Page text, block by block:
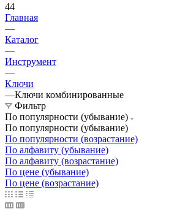
44
Главная
—
Каталог
—
Инструмент
—
Ключи
—Ключи комбинированные
Фильтр
По популярности (убывание)
По популярности (убывание)
По популярности (возрастание)
По алфавиту (убывание)
По алфавиту (возрастание)
По цене (убывание)
По цене (возрастание)